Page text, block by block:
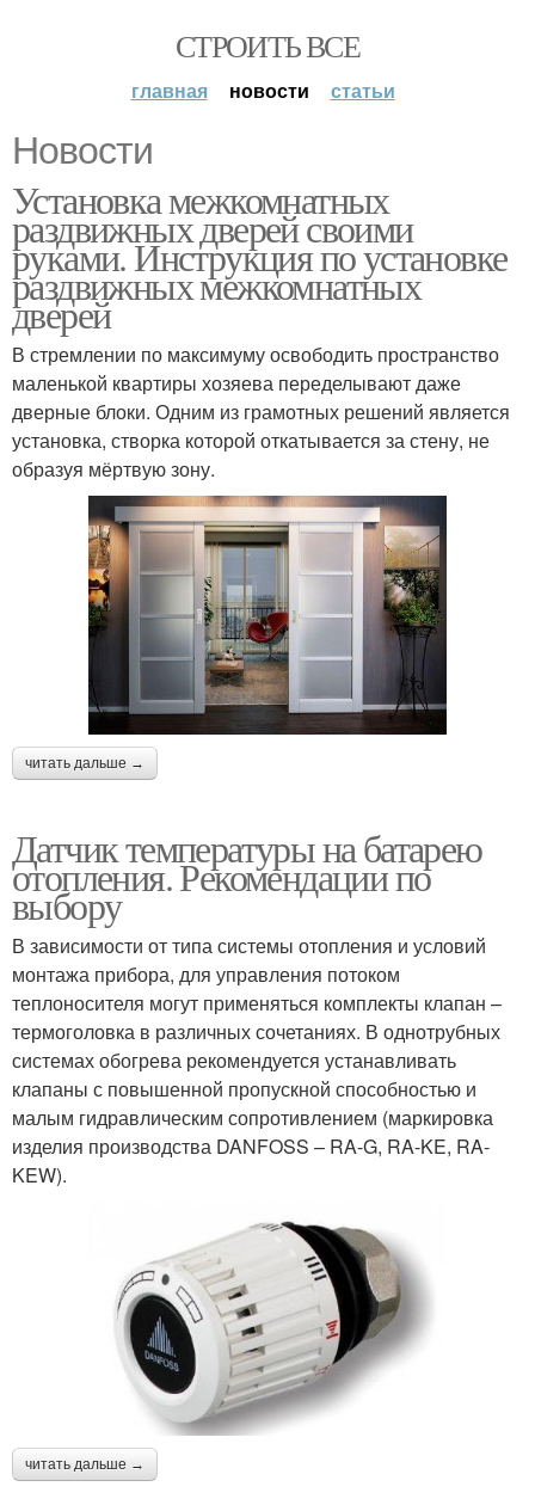
СТРОИТЬ ВСЕ
главная новости статьи
Новости
Установка межкомнатных
раздвижных дверей своими
руками. Инструкция по установке
раздвижных межкомнатных
дверей
В стремлении по максимуму освободить пространство
маленькой квартиры хозяева переделывают даже
дверные блоки. Одним из грамотных решений является
установка, створка которой откатывается за стену, не
образуя мёртвую зону.
читать дальше →
Датчик температуры на батарею
отопления. Рекомендации по
выбору
В зависимости от типа системы отопления и условий
монтажа прибора, для управления потоком
теплоносителя могут применяться комплекты клапан –
термоголовка в различных сочетаниях. В однотрубных
системах обогрева рекомендуется устанавливать
клапаны с повышенной пропускной способностью и
малым гидравлическим сопротивлением (маркировка
изделия производства DANFOSS – RA-G, RA-KE, RA-
KEW).
читать дальше →